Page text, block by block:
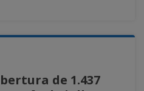
de 1.437